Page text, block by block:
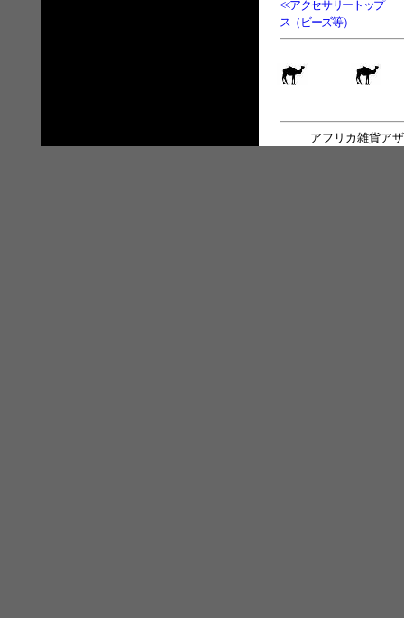
<<アクセサリートップ
ス（ビーズ等）
アフリカ雑貨ア